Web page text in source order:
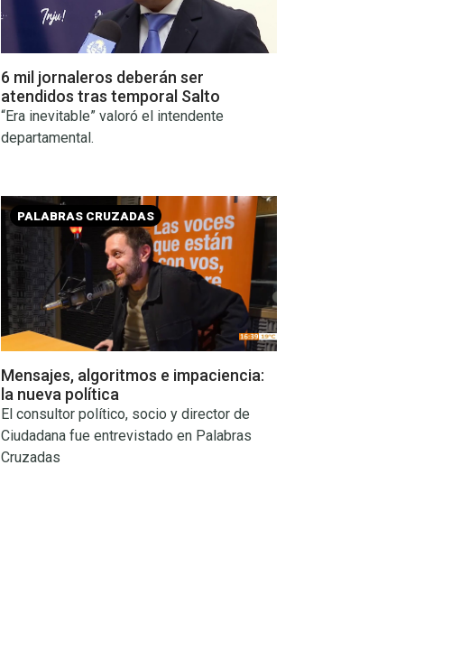
6 mil jornaleros deberán ser
atendidos tras temporal Salto
“Era inevitable” valoró el intendente
departamental.
PALABRAS CRUZADAS
Mensajes, algoritmos e impaciencia:
la nueva política
El consultor político, socio y director de
Ciudadana fue entrevistado en Palabras
Cruzadas